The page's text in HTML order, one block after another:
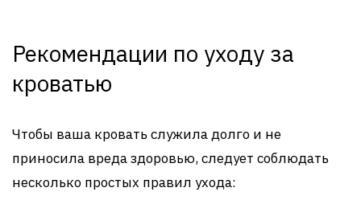
Рекомендации по уходу за
кроватью
Чтобы ваша кровать служила долго и не
приносила вреда здоровью, следует соблюдать
несколько простых правил ухода: